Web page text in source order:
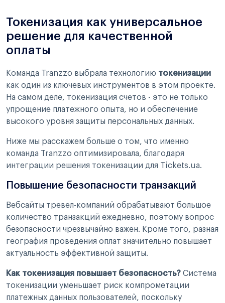
Токенизация как универсальное
решение для качественной
оплаты
Команда Tranzzo выбрала технологию токенизации
как один из ключевых инструментов в этом проекте.
На самом деле, токенизация счетов - это не только
упрощение платежного опыта, но и обеспечение
высокого уровня защиты персональных данных.
Ниже мы расскажем больше о том, что именно
команда Tranzzo оптимизировала, благодаря
интеграции решения токенизации для Tickets.ua.
Повышение безопасности транзакций
Вебсайты тревел-компаний обрабатывают большое
количество транзакций ежедневно, поэтому вопрос
безопасности чрезвычайно важен. Кроме того, разная
география проведения оплат значительно повышает
актуальность эффективной защиты.
Как токенизация повышает безопасность? Система
токенизации уменьшает риск компрометации
платежных данных пользователей, поскольку